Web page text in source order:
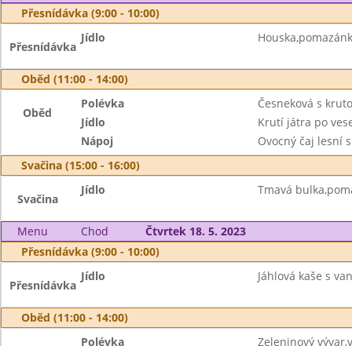
Přesnídávka (9:00 - 10:00)
Přesnídávka
Jídlo
Oběd (11:00 - 14:00)
Oběd
Polévka
Česneková s
Jídlo
Krutí játra po
Nápoj
Ovocný čaj lesní
Svačina (15:00 - 16:00)
Svačina
Jídlo Tmavá
Menu Chod
Čtvrtek 18. 5. 2023
Přesnídávka (9:00 - 10:00)
Přesnídávka
Jídlo Jáhlová kaše s
Oběd (11:00 - 14:00)
Polévka
Zeleninový